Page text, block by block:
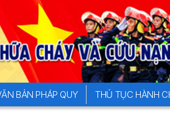
BẢN PHÁP QUY THỦ TỤC HÀNH